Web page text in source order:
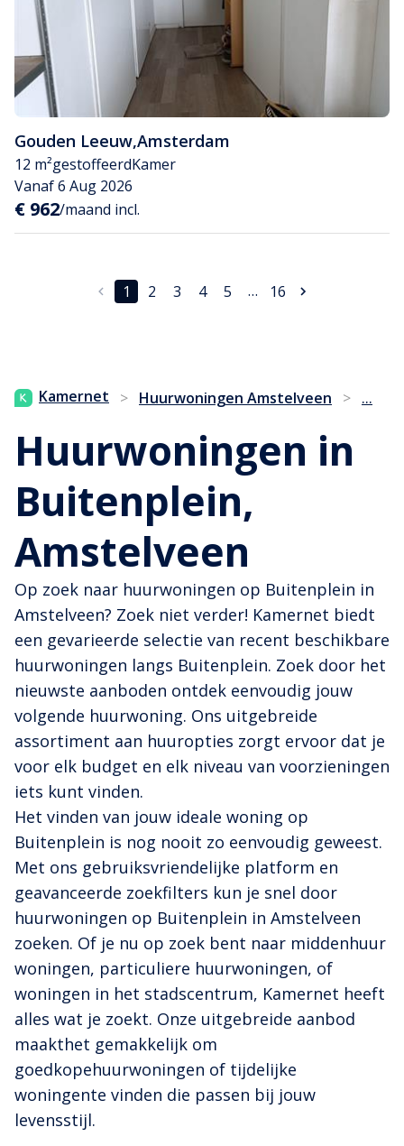
Gouden Leeuw,Amsterdam
12 m²gestoffeerdKamer
Vanaf 6 Aug 2026
€ 962/maand incl.
1 2 3 4 5 … 16
Kamernet > Huurwoningen Amstelveen > ...
Huurwoningen in
Buitenplein,
Amstelveen
Op zoek naar huurwoningen op Buitenplein in
Amstelveen? Zoek niet verder! Kamernet biedt
een gevarieerde selectie van recent beschikbare
huurwoningen langs Buitenplein. Zoek door het
nieuwste aanboden ontdek eenvoudig jouw
volgende huurwoning. Ons uitgebreide
assortiment aan huuropties zorgt ervoor dat je
voor elk budget en elk niveau van voorzieningen
iets kunt vinden.
Het vinden van jouw ideale woning op
Buitenplein is nog nooit zo eenvoudig geweest.
Met ons gebruiksvriendelijke platform en
geavanceerde zoekfilters kun je snel door
huurwoningen op Buitenplein in Amstelveen
zoeken. Of je nu op zoek bent naar middenhuur
woningen, particuliere huurwoningen, of
woningen in het stadscentrum, Kamernet heeft
alles wat je zoekt. Onze uitgebreide aanbod
maakthet gemakkelijk om
goedkopehuurwoningen of tijdelijke
woningente vinden die passen bij jouw
levensstijl.